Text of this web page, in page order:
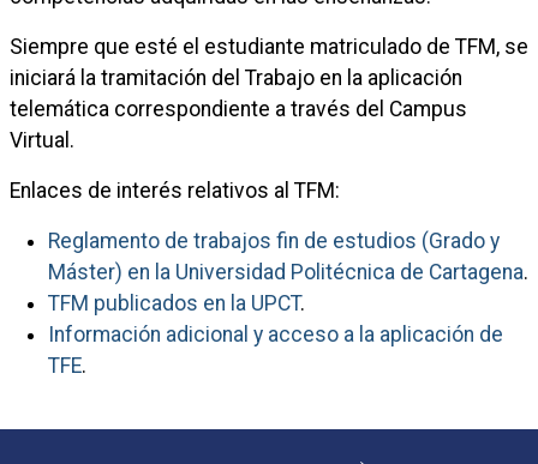
Siempre que esté el estudiante matriculado de TFM, se
iniciará la tramitación del Trabajo en la aplicación
telemática correspondiente a través del Campus
Virtual.
Enlaces de interés relativos al TFM:
Reglamento de trabajos fin de estudios (Grado y
Máster) en la Universidad Politécnica de Cartagena.
TFM publicados en la UPCT.
Información adicional y acceso a la aplicación de
TFE.